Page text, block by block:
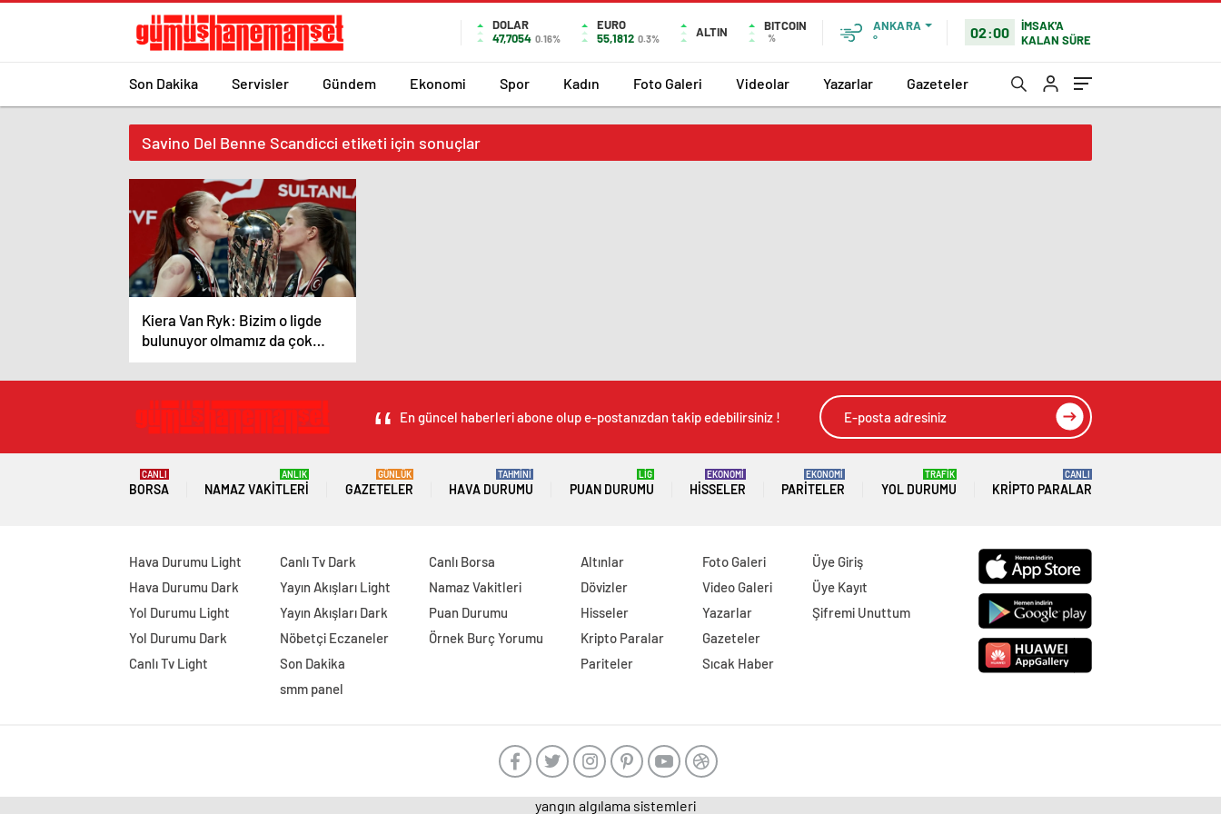
DOLAR
47,7054 0.16%
EURO
55,1812 0.3% ALTIN BITCOIN
%
ANKARA
°
02:00
İMSAK'A
KALAN SÜRE
Son Dakika Servisler Gündem Ekonomi Spor Kadın Foto Galeri Videolar Yazarlar Gazeteler
Savino Del Benne Scandicci etiketi için sonuçlar
Kiera Van Ryk: Bizim o ligde
bulunuyor olmamız da çok
büyük bir başarı
En güncel haberleri abone olup e-postanızdan takip edebilirsiniz !
BORSA
CANLI
NAMAZ VAKITLERI
ANLIK
GAZETELER
GÜNLÜK
HAVA DURUMU
TAHMİNİ
PUAN DURUMU
LİG
HISSELER
EKONOMİ
PARITELER
EKONOMİ
YOL DURUMU
TRAFİK
KRIPTO PARALAR
CANLI
Hava Durumu Light
Hava Durumu Dark
Yol Durumu Light
Yol Durumu Dark
Canlı Tv Light
Canlı Tv Dark
Yayın Akışları Light
Yayın Akışları Dark
Nöbetçi Eczaneler
Son Dakika
smm panel
Canlı Borsa
Namaz Vakitleri
Puan Durumu
Örnek Burç Yorumu
Altınlar
Dövizler
Hisseler
Kripto Paralar
Pariteler
Foto Galeri
Video Galeri
Yazarlar
Gazeteler
Sıcak Haber
Üye Giriş
Üye Kayıt
Şifremi Unuttum
yangın algılama sistemleri